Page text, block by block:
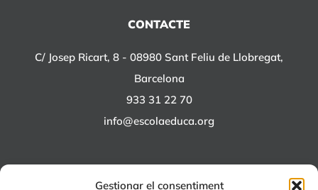
Gestionar el consentiment
CONTACTE
C/ Josep Ricart, 8 - 08980 Sant Feliu de Llobregat,
Barcelona
933 31 22 70
info@escolaeduca.org